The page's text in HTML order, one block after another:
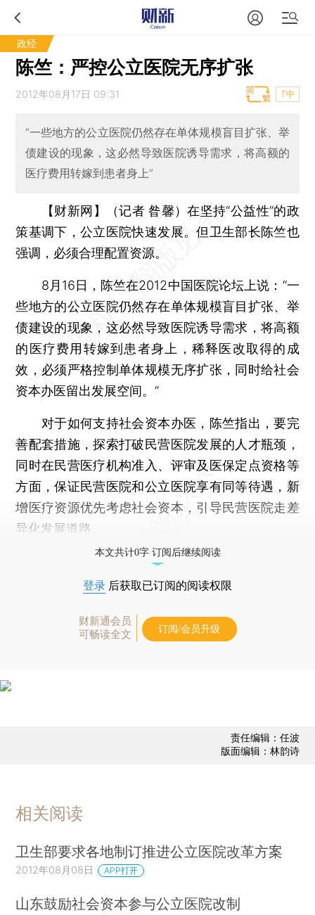
政经
陈竺：严控公立医院无序扩张
2012年08月17日 09:31 T中
“一些地方的公立医院仍然存在单体规模盲目扩张、举
债建设的现象，这必然导致医院诱导需求，将高额的
医疗费用转嫁到患者身上”
【财新网】（记者 昝馨）在坚持“公益性”的政
策基调下，公立医院快速发展。但卫生部长陈竺也
强调，必须合理配置资源。
8月16日，陈竺在2012中国医院论坛上说：“一
些地方的公立医院仍然存在单体规模盲目扩张、举
债建设的现象，这必然导致医院诱导需求，将高额
的医疗费用转嫁到患者身上，稀释医改取得的成
效，必须严格控制单体规模无序扩张，同时给社会
资本办医留出发展空间。”
对于如何支持社会资本办医，陈竺指出，要完
善配套措施，探索打破民营医院发展的人才瓶颈，
同时在民营医疗机构准入、评审及医保定点资格等
方面，保证民营医院和公立医院享有同等待遇，新
增医疗资源优先考虑社会资本，引导民营医院走差
异化发展道路。
本文共计0字 订阅后继续阅读
登录 后获取已订阅的阅读权限
财新通会员
可畅读全文
订阅/会员升级
责任编辑：任波
版面编辑：林韵诗
相关阅读
卫生部要求各地制订推进公立医院改革方案
2012年08月08日 APP打开
山东鼓励社会资本参与公立医院改制